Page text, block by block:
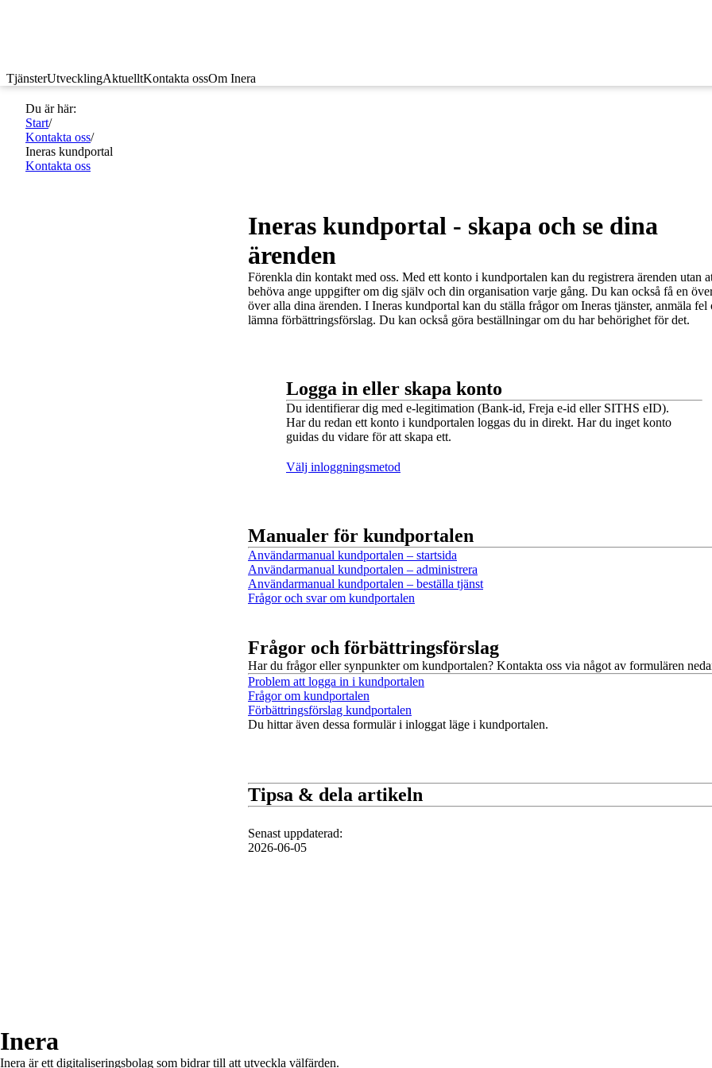
TjänsterUtvecklingAktuelltKontakta ossOm Inera
Du är här:
Start/
Kontakta oss/
Ineras kundportal
Kontakta oss
Ineras kundportal - skapa och se dina
ärenden
Förenkla din kontakt med oss. Med ett konto i kundportalen kan du registrera ärenden utan
behöva ange uppgifter om dig själv och din organisation varje gång. Du kan också få en
över alla dina ärenden. I Ineras kundportal kan du ställa frågor om Ineras tjänster, anmäla fel
lämna förbättringsförslag. Du kan också göra beställningar om du har behörighet för det.
Logga in eller skapa konto
Du identifierar dig med e-legitimation (Bank-id, Freja e-id eller SITHS eID).
Har du redan ett konto i kundportalen loggas du in direkt. Har du inget konto
guidas du vidare för att skapa ett.
Välj inloggningsmetod
Manualer för kundportalen
Användarmanual kundportalen – startsida
Användarmanual kundportalen – administrera
Användarmanual kundportalen – beställa tjänst
Frågor och svar om kundportalen
Frågor och förbättringsförslag
Har du frågor eller synpunkter om kundportalen? Kontakta oss via något av formulären
Problem att logga in i kundportalen
Frågor om kundportalen
Förbättringsförslag kundportalen
Du hittar även dessa formulär i inloggat läge i kundportalen.
Tipsa & dela artikeln
Senast uppdaterad:
2026-06-05
Till toppen av sidan
Inera
Inera är ett digitaliseringsbolag som bidrar till att utveckla välfärden.